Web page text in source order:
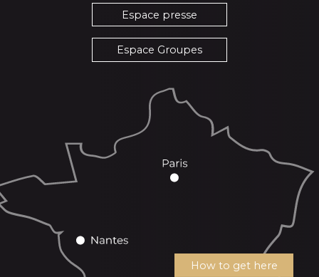
Espace presse
Espace Groupes
How to get here